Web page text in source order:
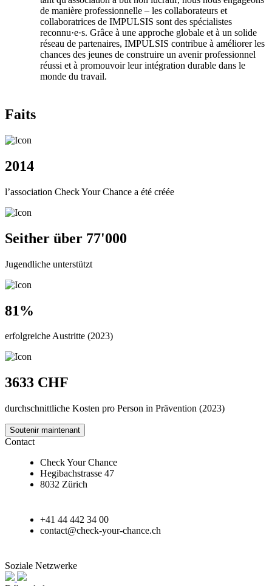
de manière professionnelle – les collaborateurs et
collaboratrices de IMPULSIS sont des spécialistes
reconnu·e·s. Grâce à une approche globale et à un solide
réseau de partenaires, IMPULSIS contribue à améliorer les
chances des jeunes de construire un avenir professionnel
réussi et à promouvoir leur intégration durable dans le
monde du travail.
Faits
2014
l’association Check Your Chance a été créée
Seither über 77'000
Jugendliche unterstützt
81%
erfolgreiche Austritte (2023)
3633 CHF
durchschnittliche Kosten pro Person in Prävention (2023)
Soutenir maintenant
Contact
Check Your Chance
Hegibachstrasse 47
8032 Zürich
+41 44 442 34 00
contact@check-your-chance.ch
Soziale Netzwerke